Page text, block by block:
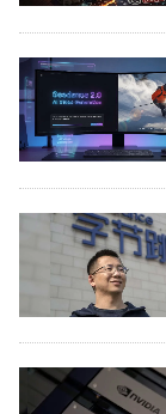
資
樓
市
理
商
業
科
技
職